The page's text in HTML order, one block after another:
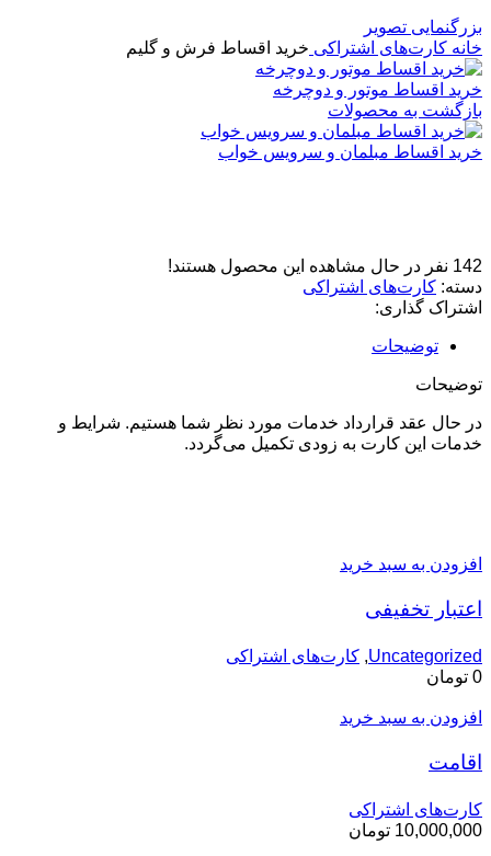
بزرگنمایی تصویر
خانه کارت‌های اشتراکی خرید اقساط فرش و گلیم
خرید اقساط موتور و دوچرخه
بازگشت به محصولات
خرید اقساط مبلمان و سرویس خواب
142 نفر در حال مشاهده این محصول هستند!
دسته: کارت‌های اشتراکی
اشتراک گذاری:
توضیحات
توضیحات
در حال عقد قرارداد خدمات مورد نظر شما هستیم. شرایط و
خدمات این کارت به زودی تکمیل می‌گردد.
افزودن به سبد خرید
اعتبار تخفیفی
Uncategorized
, کارت‌های اشتراکی
0 تومان
افزودن به سبد خرید
اقامت
کارت‌های اشتراکی
10,000,000 تومان